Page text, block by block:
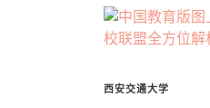
西安交通大学